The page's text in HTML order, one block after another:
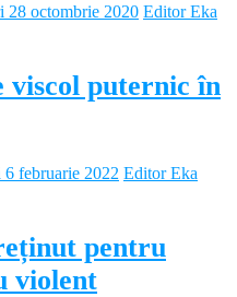
28 octombrie 2020 Editor Eka
viscol puternic în
6 februarie 2022 Editor Eka
pentru
violent